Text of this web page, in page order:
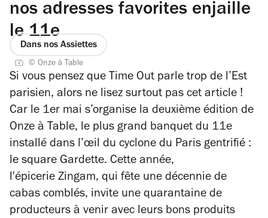
nos adresses favorites enjaille
le 11e
Dans nos Assiettes
© Onze à Table
Si vous pensez que Time Out parle trop de l’Est
parisien, alors ne lisez surtout pas cet article !
Car le 1er mai s’organise la deuxième édition de
Onze à Table, le plus grand banquet du 11e
installé dans l’œil du cyclone du Paris gentrifié :
le square Gardette. Cette année,
l'épicerie Zingam, qui fête une décennie de
cabas comblés, invite une quarantaine de
producteurs à venir avec leurs bons produits